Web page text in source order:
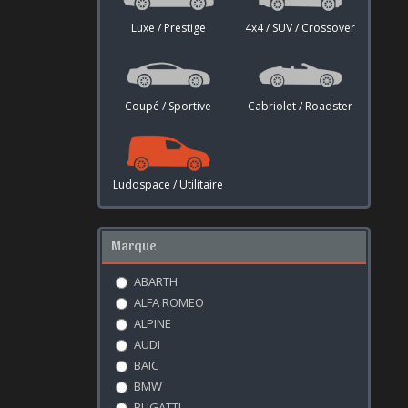
Luxe / Prestige 4x4 / SUV / Crossover
Coupé / Sportive Cabriolet / Roadster
Ludospace / Utilitaire
Marque
ABARTH
ALFA ROMEO
ALPINE
AUDI
BAIC
BMW